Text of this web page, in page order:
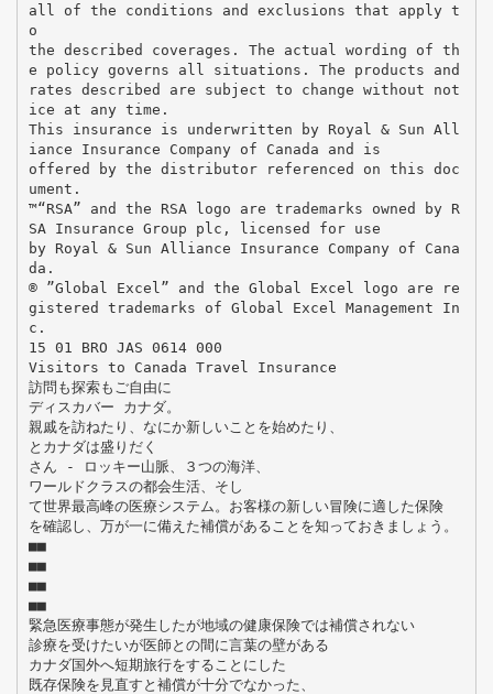
all of the conditions and exclusions that apply t
o
the described coverages. The actual wording of th
e policy governs all situations. The products and
rates described are subject to change without not
ice at any time.
This insurance is underwritten by Royal & Sun All
iance Insurance Company of Canada and is
offered by the distributor referenced on this doc
ument.
™“RSA” and the RSA logo are trademarks owned by R
SA Insurance Group plc, licensed for use
by Royal & Sun Alliance Insurance Company of Cana
da.
® ”Global Excel” and the Global Excel logo are re
gistered trademarks of Global Excel Management In
c.
15 01 BRO JAS 0614 000
Visitors to Canada Travel Insurance
訪問も探索もご自由に
ディスカバー カナダ。
親戚を訪ねたり、なにか新しいことを始めたり、
とカナダは盛りだく
さん - ロッキー山脈、３つの海洋、
ワールドクラスの都会生活、そし
て世界最高峰の医療システム。お客様の新しい冒険に適した保険
を確認し、万が一に備えた補償があることを知っておきましょう。
■■
■■
■■
■■
緊急医療事態が発生したが地域の健康保険では補償されない
診療を受けたいが医師との間に言葉の壁がある
カナダ国外へ短期旅行をすることにした
既存保険を見直すと補償が十分でなかった、